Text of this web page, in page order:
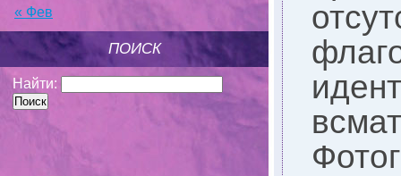
« Фев
ПОИСК
Найти: